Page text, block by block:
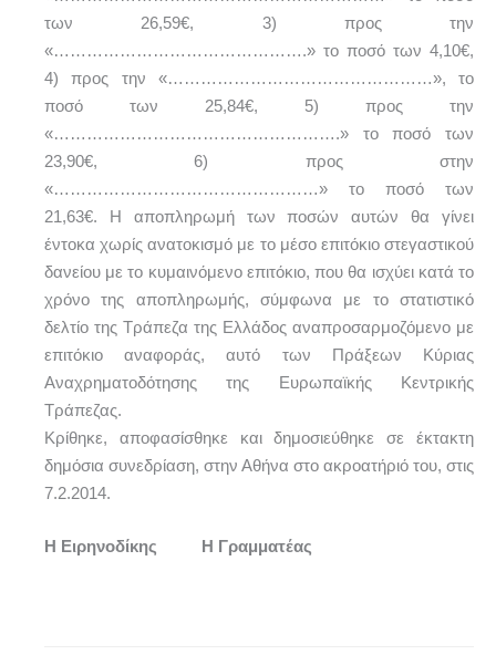
των 26,59€, 3) προς την
«……………………………………….» το ποσό των 4,10€,
4) προς την «…………………………………………», το
ποσό των 25,84€, 5) προς την
«…………………………………………….» το ποσό των
23,90€, 6) προς στην
«…………………………………………» το ποσό των
21,63€. Η αποπληρωμή των ποσών αυτών θα γίνει
έντοκα χωρίς ανατοκισμό με το μέσο επιτόκιο στεγαστικού
δανείου με το κυμαινόμενο επιτόκιο, που θα ισχύει κατά το
χρόνο της αποπληρωμής, σύμφωνα με το στατιστικό
δελτίο της Τράπεζα της Ελλάδος αναπροσαρμοζόμενο με
επιτόκιο αναφοράς, αυτό των Πράξεων Κύριας
Αναχρηματοδότησης της Ευρωπαϊκής Κεντρικής
Τράπεζας.
Κρίθηκε, αποφασίσθηκε και δημοσιεύθηκε σε έκτακτη
δημόσια συνεδρίαση, στην Αθήνα στο ακροατήριό του, στις
7.2.2014.
Η Ειρηνοδίκης Η Γραμματέας